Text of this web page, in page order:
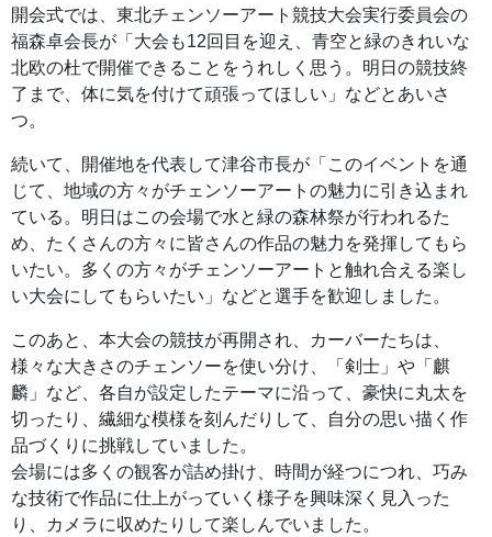
開会式では、東北チェンソーアート競技大会実行委員会の
福森卓会長が「大会も12回目を迎え、青空と緑のきれいな
北欧の杜で開催できることをうれしく思う。明日の競技終
了まで、体に気を付けて頑張ってほしい」などとあいさ
つ。
続いて、開催地を代表して津谷市長が「このイベントを通
じて、地域の方々がチェンソーアートの魅力に引き込まれ
ている。明日はこの会場で水と緑の森林祭が行われるた
め、たくさんの方々に皆さんの作品の魅力を発揮してもら
いたい。多くの方々がチェンソーアートと触れ合える楽し
い大会にしてもらいたい」などと選手を歓迎しました。
このあと、本大会の競技が再開され、カーバーたちは、
様々な大きさのチェンソーを使い分け、「剣士」や「麒
麟」など、各自が設定したテーマに沿って、豪快に丸太を
切ったり、繊細な模様を刻んだりして、自分の思い描く作
品づくりに挑戦していました。
会場には多くの観客が詰め掛け、時間が経つにつれ、巧み
な技術で作品に仕上がっていく様子を興味深く見入った
り、カメラに収めたりして楽しんでいました。